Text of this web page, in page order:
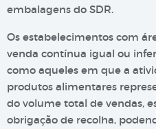
embalagens do SDR.
Os estabelecimentos com
venda contínua igual ou
como aqueles em que a
produtos alimentares
do volume total de vendas,
obrigação de recolha,